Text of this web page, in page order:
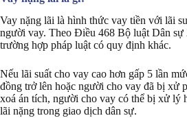
Vay nặng lãi là hình thức vay tiền với lãi
người vay. Theo Điều 468 Bộ luật Dân sự
trường hợp pháp luật có quy định khác.
Nếu lãi suất cho vay cao hơn gấp 5 lần
đồng trở lên hoặc người cho vay đã bị xử
xoá án tích, người cho vay có thể bị xử lý
lãi nặng trong giao dịch dân sự.